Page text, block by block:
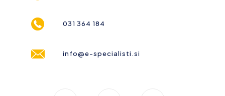
031 364 184
info@e-specialisti.si